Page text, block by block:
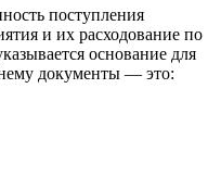
поступления
и их расходование по
основание для
документы — это: